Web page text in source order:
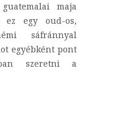
maja
ez egy oud-os,
sáfránnyal
egyébként pont
szeretni a